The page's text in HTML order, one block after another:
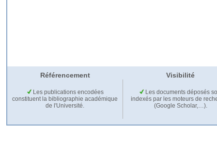
Référencement Visibilité
Les publications encodées
constituent la bibliographie académique
de l'Université.
Les documents déposés
indexés par les moteurs de
(Google Scholar,…).